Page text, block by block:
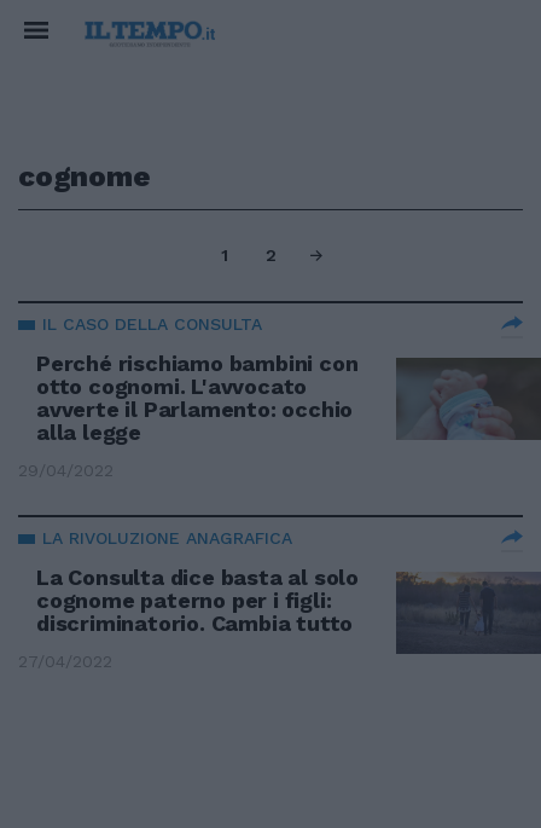
cognome
1 2
IL CASO DELLA CONSULTA
Perché rischiamo bambini con
otto cognomi. L'avvocato
avverte il Parlamento: occhio
alla legge
29/04/2022
LA RIVOLUZIONE ANAGRAFICA
La Consulta dice basta al solo
cognome paterno per i figli:
discriminatorio. Cambia tutto
27/04/2022